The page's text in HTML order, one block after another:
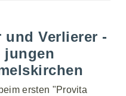
und Verlierer -
jungen
ersten "Provita